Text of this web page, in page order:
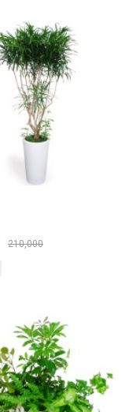
210,000